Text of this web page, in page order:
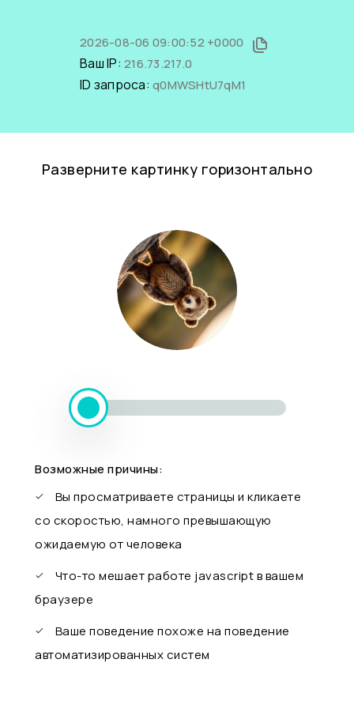
2026-08-06 09:00:52 +0000
Ваш IP: 216.73.217.0
ID запроса: q0MWSHtU7qM1
Разверните картинку горизонтально
Возможные причины:
Вы просматриваете страницы и кликаете
со скоростью, намного превышающую
ожидаемую от человека
Что-то мешает работе javascript в вашем
браузере
Ваше поведение похоже на поведение
автоматизированных систем